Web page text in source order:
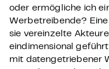
oder ermögliche ich
Werbetreibende? Eine
sie vereinzelte
eindimensional
mit datengetriebener